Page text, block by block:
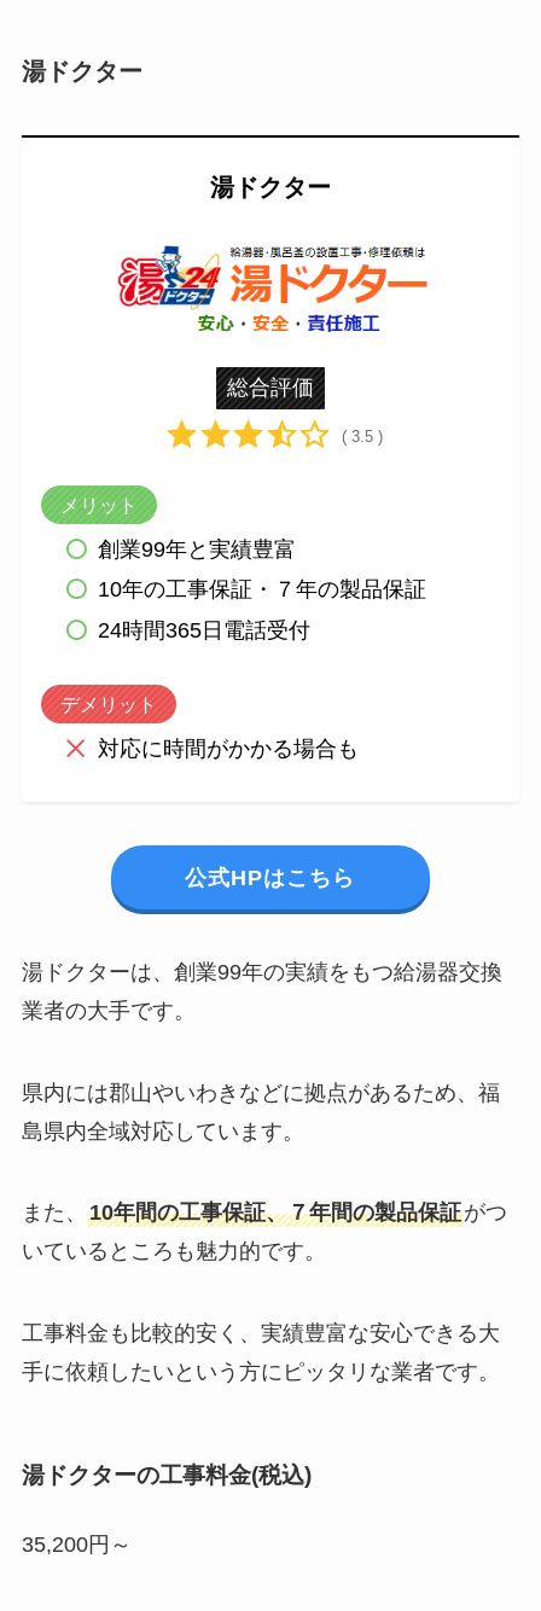
湯ドクター
湯ドクター
総合評価
( 3.5 )
メリット
創業99年と実績豊富
10年の工事保証・７年の製品保証
24時間365日電話受付
デメリット
対応に時間がかかる場合も
公式HPはこちら
湯ドクターは、創業99年の実績をもつ給湯器交換
業者の大手です。
県内には郡山やいわきなどに拠点があるため、福
島県内全域対応しています。
また、 10年間の工事保証、７年間の製品保証がつ
いているところも魅力的です。
工事料金も比較的安く、実績豊富な安心できる大
手に依頼したいという方にピッタリな業者です。
湯ドクターの工事料金(税込)
35,200円～